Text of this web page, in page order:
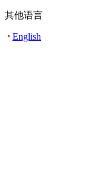
其他语言
English